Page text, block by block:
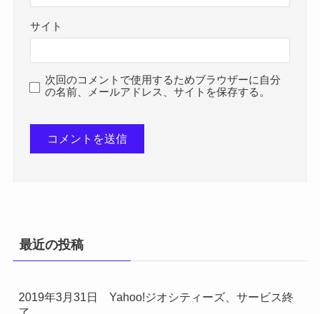
サイト
次回のコメントで使用するためブラウザーに自分
の名前、メールアドレス、サイトを保存する。
最近の投稿
2019年3月31日 Yahoo!ジオシティーズ、サービス終